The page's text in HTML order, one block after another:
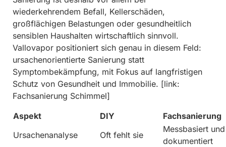
wiederkehrendem Befall, Kellerschäden,
großflächigen Belastungen oder gesundheitlich
sensiblen Haushalten wirtschaftlich sinnvoll.
Vallovapor positioniert sich genau in diesem Feld:
ursachenorientierte Sanierung statt
Symptombekämpfung, mit Fokus auf langfristigen
Schutz von Gesundheit und Immobilie. [link:
Fachsanierung Schimmel]
Aspekt
DIY
Fachsanierung
Ursachenanalyse
Oft fehlt sie
Messbasiert und
dokumentiert